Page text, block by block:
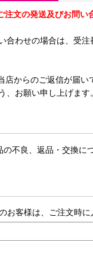
文の発送及びお問い
合わせの場合は、受
からのご返信が届い
お願い申し上げます。
の不良、返品・交換に
客様は、ご注文時に